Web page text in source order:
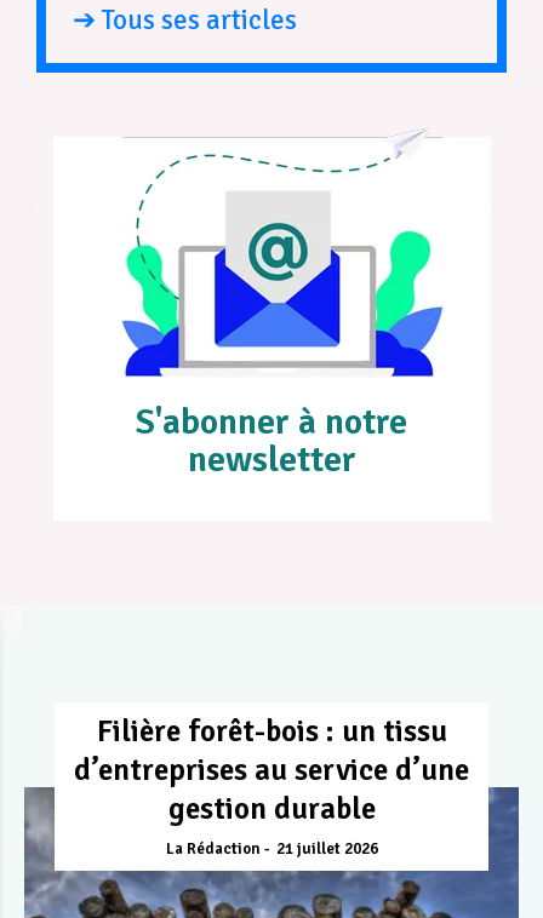
➔ Tous ses articles
S'abonner à notre
newsletter
Filière forêt-bois : un tissu
d’entreprises au service d’une
gestion durable
La Rédaction 21 juillet 2026